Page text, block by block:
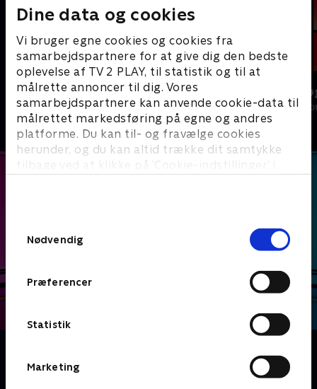
Dine data og cookies
Vi bruger egne cookies og cookies fra
samarbejdspartnere for at give dig den bedste
oplevelse af TV 2 PLAY, til statistik og til at
målrette annoncer til dig. Vores
samarbejdspartnere kan anvende cookie-data til
målrettet markedsføring på egne og andres
platforme. Du kan til- og fravælge cookies
herunder, og du kan altid trække dit samtykke
tilbage ved at klikke på ’Cookie-indstillinger’ i
Nødvendig
Præferencer
Statistik
Marketing
Landmand søger kærlighed
Reality • 13 sæsoner
Date mig
Reality • 1
Hvad ville du sige til, hvis første gang du så din